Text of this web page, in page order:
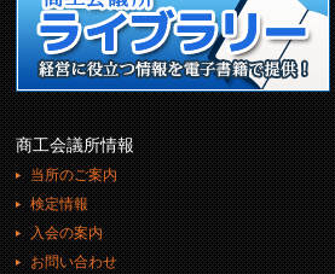
商工会議所情報
当所のご案内
検定情報
入会の案内
お問い合わせ